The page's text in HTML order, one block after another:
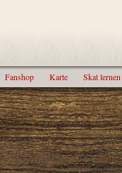
Fanshop Karte Skat lernen